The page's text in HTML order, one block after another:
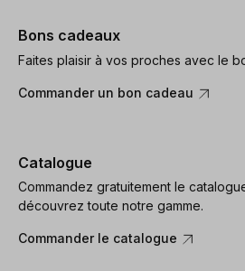
Bons cadeaux
Faites plaisir à vos proches avec le
Commander un bon cadeau
Catalogue
Commandez gratuitement le
découvrez toute notre gamme.
Commander le catalogue